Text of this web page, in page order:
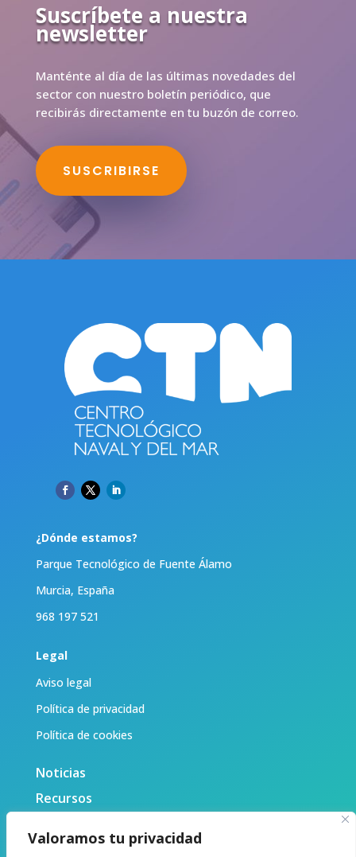
Valoramos tu privacidad
Suscríbete a nuestra
newsletter
Manténte al día de las últimas novedades del
sector con nuestro boletín periódico, que
recibirás directamente en tu buzón de correo.
SUSCRIBIRSE
¿Dónde estamos?
Parque Tecnológico de Fuente Álamo
Murcia, España
968 197 521
Legal
Aviso legal
Política de privacidad
Política de cookies
Noticias
Recursos
Sobre nosotras